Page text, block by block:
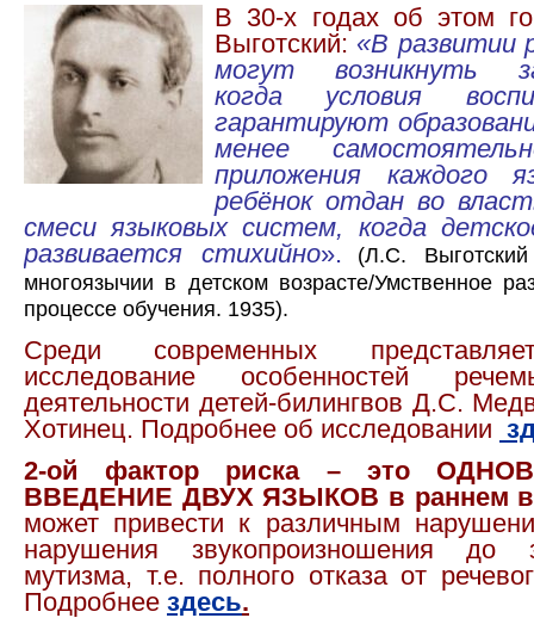
В 30-х годах об этом
Выготский: «В развитии
могут возникнуть
когда условия
гарантируют
менее
приложения каждого
ребёнок отдан во
смеси языковых систем, когда
развивается стихийно».
(Л.С.
многоязычии в детском возрасте/Умственное
процессе обучения. 1935).
Среди современных
исследование особенностей
деятельности детей-билингвов Д.С.
Хотинец. Подробнее об исследовании
2-ой фактор риска – это
ВВЕДЕНИЕ ДВУХ ЯЗЫКОВ в раннем
может привести к различным
нарушения звукопроизношения до
мутизма, т.е. полного отказа от
Подробнее здесь.